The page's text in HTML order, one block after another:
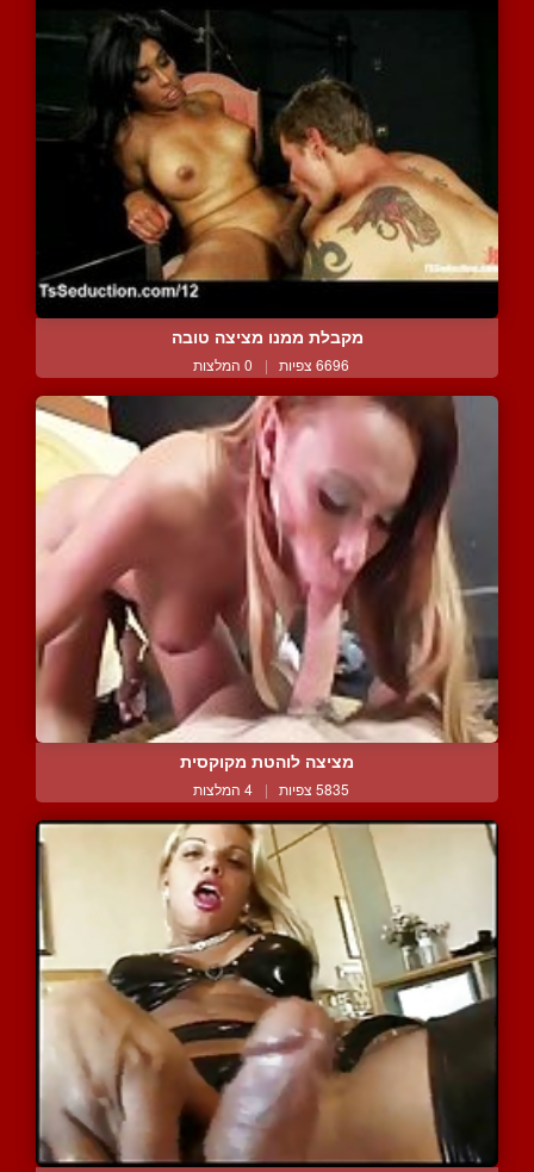
מקבלת ממנו מציצה טובה
6696 צפיות | 0 המלצות
מציצה לוהטת מקוקסית
5835 צפיות | 4 המלצות